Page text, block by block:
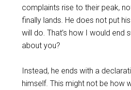
complaints rise to their peak,
finally lands. He does not put
will do. That’s how I would end
about you?
Instead, he ends with a
himself. This might not be how